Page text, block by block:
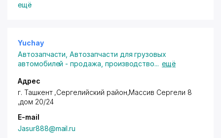
клиента!
ещё
Yuchay
Автозапчасти ,Автозапчасти для грузовых
автомобилей - продажа, производство... ещё
Адрес
г. Ташкент ,Сергелийский район,Массив Сергели 8
,дом 20/24
E-mail
Jasur888@mail.ru